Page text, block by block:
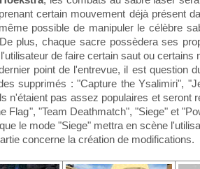
certain mouvement déjà présent
possible de manipuler le célèbre
plus, chaque sacre possèdera ses
de faire certain saut ou certains
point de l'entrevue, il est question
supprimés : "Capture the Ysalimiri",
n'étaient pas assez populaires et seront
Flag", "Team Deathmatch", "Siege" et
le mode "Siege" mettra en scène
concerne la création de modifications.